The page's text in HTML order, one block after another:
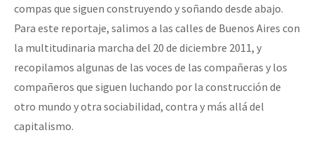
compas que siguen construyendo y soñando desde abajo.
Para este reportaje, salimos a las calles de Buenos Aires con
la multitudinaria marcha del 20 de diciembre 2011, y
recopilamos algunas de las voces de las compañeras y los
compañeros que siguen luchando por la construcción de
otro mundo y otra sociabilidad, contra y más allá del
capitalismo.